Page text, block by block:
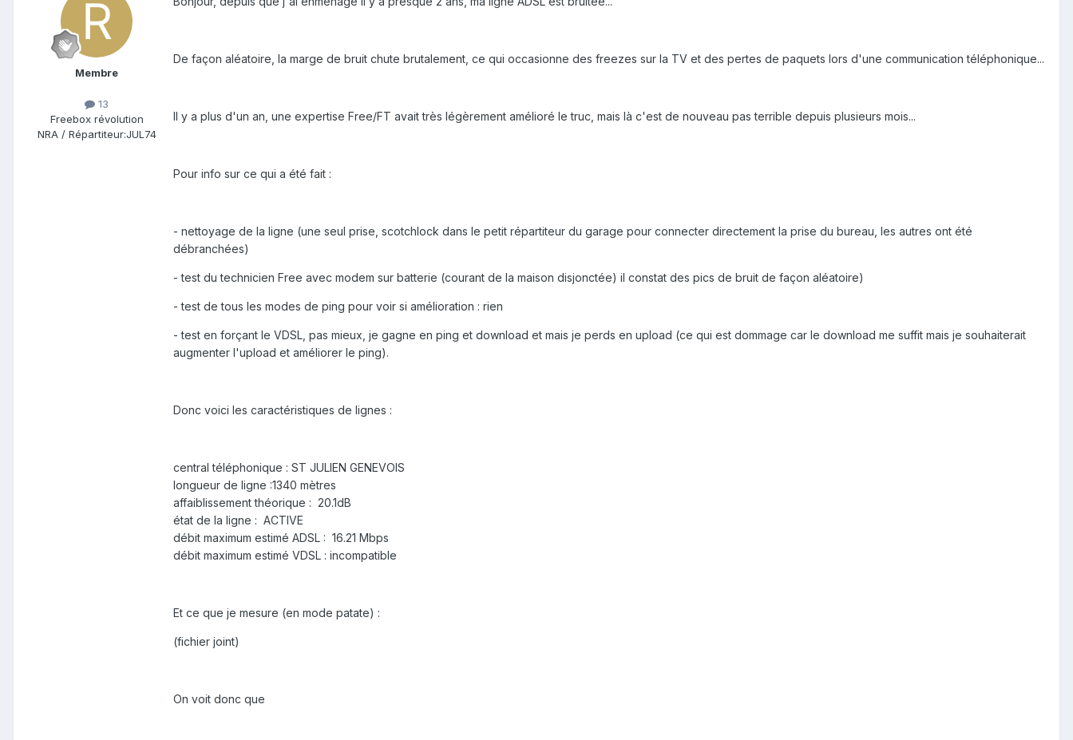
Membre
13
Freebox révolution
NRA / Répartiteur:JUL74
De façon aléatoire, la marge de bruit chute brutalement, ce qui occasionne des freezes sur la TV et des pertes de paquets lors d'une communication téléphonique...
Il y a plus d'un an, une expertise Free/FT avait très légèrement amélioré le truc, mais là c'est de nouveau pas terrible depuis plusieurs mois...
Pour info sur ce qui a été fait :
- nettoyage de la ligne (une seul prise, scotchlock dans le petit répartiteur du garage pour connecter directement la prise du bureau, les autres ont été
débranchées)
- test du technicien Free avec modem sur batterie (courant de la maison disjonctée) il constat des pics de bruit de façon aléatoire)
- test de tous les modes de ping pour voir si amélioration : rien
- test en forçant le VDSL, pas mieux, je gagne en ping et download et mais je perds en upload (ce qui est dommage car le download me suffit mais je souhaiterait
augmenter l'upload et améliorer le ping).
Donc voici les caractéristiques de lignes :
central téléphonique : ST JULIEN GENEVOIS
longueur de ligne :1340 mètres
affaiblissement théorique : 20.1dB
état de la ligne : ACTIVE
débit maximum estimé ADSL : 16.21 Mbps
débit maximum estimé VDSL : incompatible
Et ce que je mesure (en mode patate) :
(fichier joint)
On voit donc que